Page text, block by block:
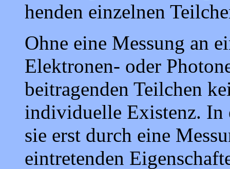
henden einzelnen
Ohne eine Messung an
Elektronen- oder
beitragenden Teilchen
individuelle Existenz. In
sie erst durch eine
eintretenden